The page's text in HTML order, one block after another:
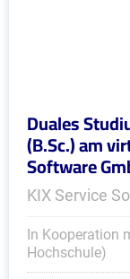
Duales
(B.Sc.) am
Software
KIX Service
In Kooperation
Hochschule)